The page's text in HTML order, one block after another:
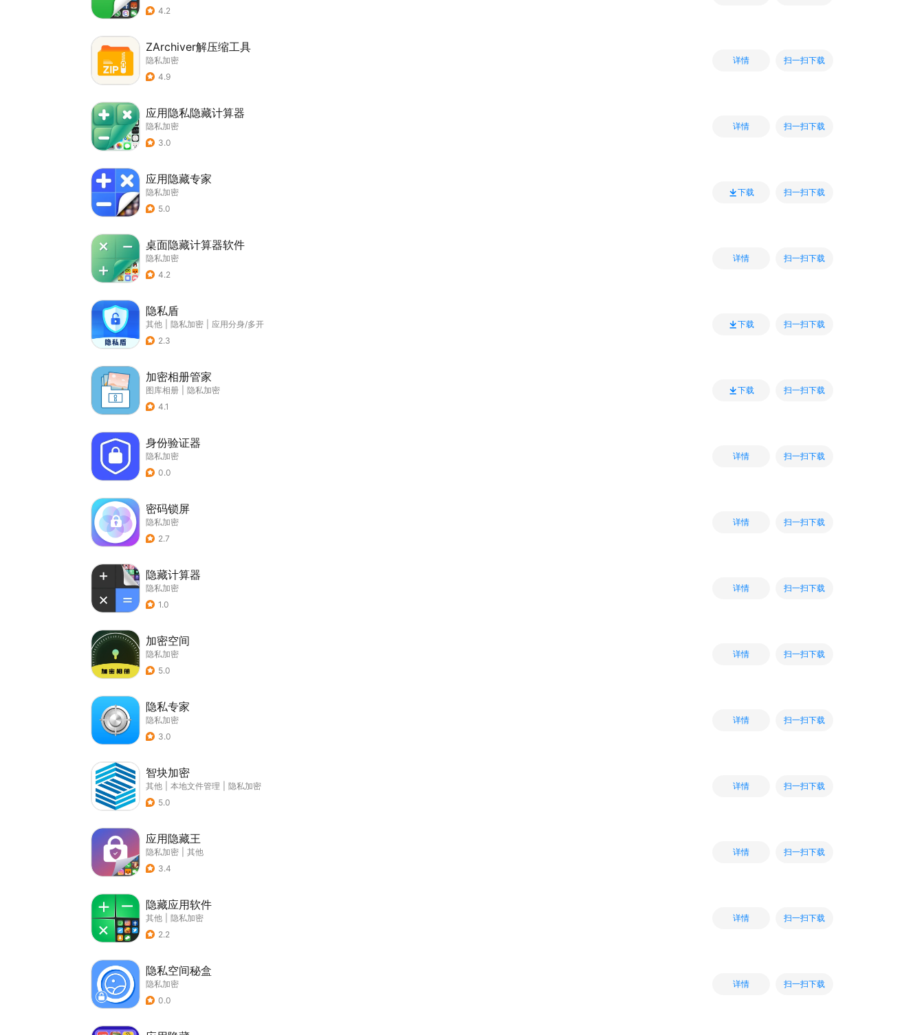
4.2
ZArchiver解压缩工具
隐私加密
4.9
详情 扫一扫下载
应用隐私隐藏计算器
隐私加密
3.0
详情 扫一扫下载
应用隐藏专家
隐私加密
5.0
下载 扫一扫下载
桌面隐藏计算器软件
隐私加密
4.2
详情 扫一扫下载
隐私盾
其他 隐私加密
应用分身/多开
2.3
下载 扫一扫下载
加密相册管家
图库相册
隐私加密
4.1
下载 扫一扫下载
身份验证器
隐私加密
0.0
详情 扫一扫下载
密码锁屏
隐私加密
2.7
详情 扫一扫下载
隐藏计算器
隐私加密
1.0
详情 扫一扫下载
加密空间
隐私加密
5.0
详情 扫一扫下载
隐私专家
隐私加密
3.0
详情 扫一扫下载
智块加密
其他 本地文件管理
隐私加密
5.0
详情 扫一扫下载
应用隐藏王
隐私加密
其他
3.4
详情 扫一扫下载
隐藏应用软件
其他
隐私加密
2.2
详情 扫一扫下载
隐私空间秘盒
隐私加密
0.0
详情 扫一扫下载